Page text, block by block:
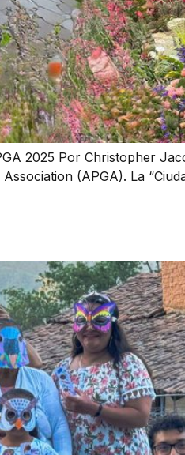
2025 Por Christopher
(APGA). La